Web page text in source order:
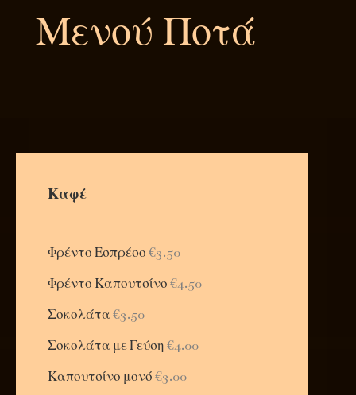
Μενού Ποτά
Καφέ
Φρέντο Εσπρέσο€3.50
Φρέντο Καπουτσίνο€4.50
Σοκολάτα€3.50
Σοκολάτα με Γεύση €4.00
Καπουτσίνο μονό€3.00